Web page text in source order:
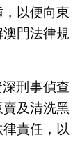
以便向東
門法律規
刑事偵查
賣及清洗黑
責任，以